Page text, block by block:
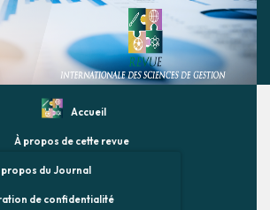
Accueil
À propos de cette revue
propos du Journal
de confidentialité